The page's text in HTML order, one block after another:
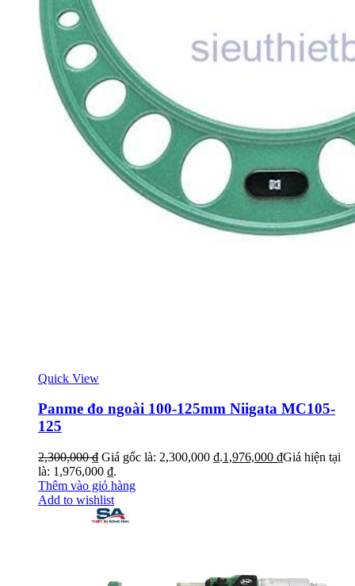
Quick View
Panme đo ngoài 100-125mm Niigata MC105-
125
2,300,000₫ Giá gốc là: 2,300,000 ₫.1,976,000 ₫Giá hiện tại
là: 1,976,000 ₫.
Thêm vào giỏ hàng
Add to wishlist